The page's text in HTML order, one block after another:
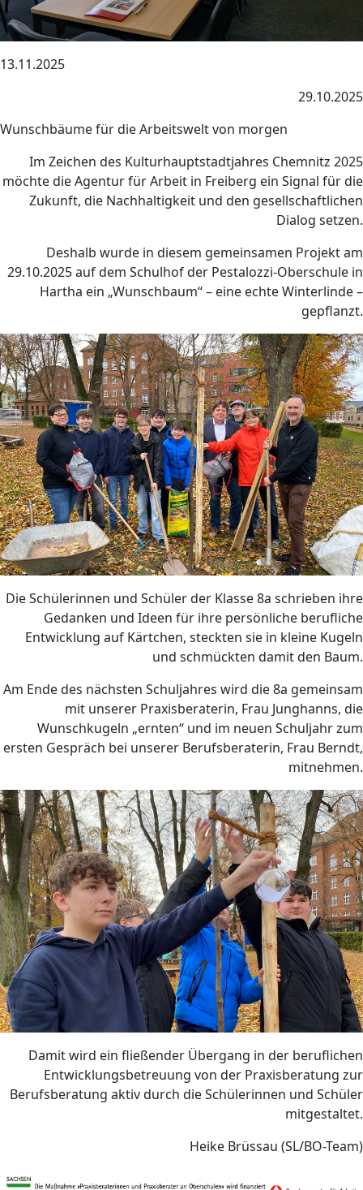
13.11.2025
29.10.2025
Wunschbäume für die Arbeitswelt von morgen
Im Zeichen des Kulturhauptstadtjahres Chemnitz 2025
möchte die Agentur für Arbeit in Freiberg ein Signal für die
Zukunft, die Nachhaltigkeit und den gesellschaftlichen
Dialog setzen.
Deshalb wurde in diesem gemeinsamen Projekt am
29.10.2025 auf dem Schulhof der Pestalozzi-Oberschule in
Hartha ein „Wunschbaum“ – eine echte Winterlinde –
gepflanzt.
Die Schülerinnen und Schüler der Klasse 8a schrieben ihre
Gedanken und Ideen für ihre persönliche berufliche
Entwicklung auf Kärtchen, steckten sie in kleine Kugeln
und schmückten damit den Baum.
Am Ende des nächsten Schuljahres wird die 8a gemeinsam
mit unserer Praxisberaterin, Frau Junghanns, die
Wunschkugeln „ernten“ und im neuen Schuljahr zum
ersten Gespräch bei unserer Berufsberaterin, Frau Berndt,
mitnehmen.
Damit wird ein fließender Übergang in der beruflichen
Entwicklungsbetreuung von der Praxisberatung zur
Berufsberatung aktiv durch die Schülerinnen und Schüler
mitgestaltet.
Heike Brüssau (SL/BO-Team)